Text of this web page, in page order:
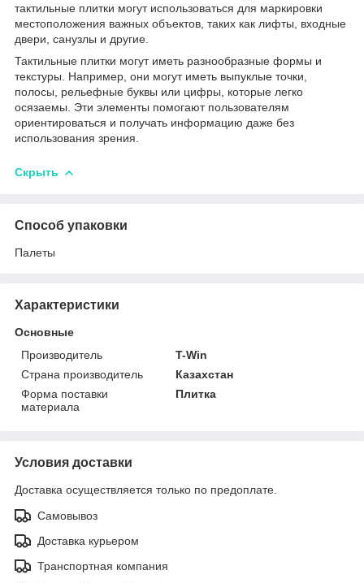
тактильные плитки могут использоваться для маркировки
местоположения важных объектов, таких как лифты, входные
двери, санузлы и другие.
Тактильные плитки могут иметь разнообразные формы и
текстуры. Например, они могут иметь выпуклые точки,
полосы, рельефные буквы или цифры, которые легко
осязаемы. Эти элементы помогают пользователям
ориентироваться и получать информацию даже без
использования зрения.
Скрыть
Способ упаковки
Палеты
Характеристики
Основные
Производитель
T-Win
Страна производитель
Казахстан
Форма поставки
материала
Плитка
Условия доставки
Доставка осуществляется только по предоплате.
Самовывоз
Доставка курьером
Транспортная компания